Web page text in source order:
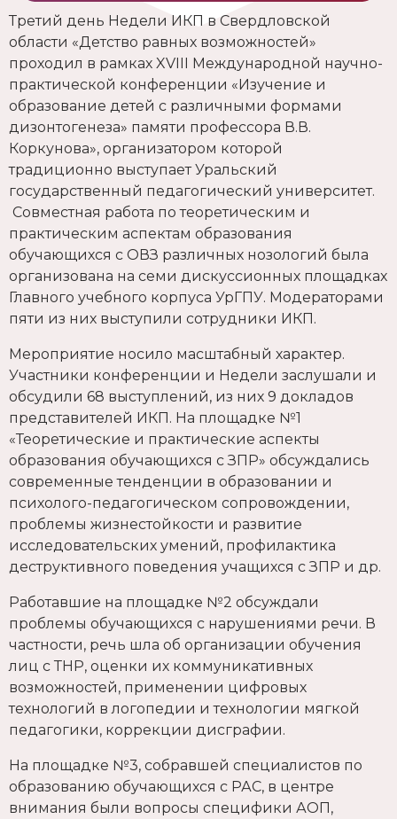
Третий день Недели ИКП в Свердловской
области «Детство равных возможностей»
проходил в рамках XVIII Международной научно-
практической конференции «Изучение и
образование детей с различными формами
дизонтогенеза» памяти профессора В.В.
Коркунова», организатором которой
традиционно выступает Уральский
государственный педагогический университет.
Совместная работа по теоретическим и
практическим аспектам образования
обучающихся с ОВЗ различных нозологий была
организована на семи дискуссионных площадках
Главного учебного корпуса УрГПУ. Модераторами
пяти из них выступили сотрудники ИКП.
Мероприятие носило масштабный характер.
Участники конференции и Недели заслушали и
обсудили 68 выступлений, из них 9 докладов
представителей ИКП. На площадке №1
«Теоретические и практические аспекты
образования обучающихся с ЗПР» обсуждались
современные тенденции в образовании и
психолого-педагогическом сопровождении,
проблемы жизнестойкости и развитие
исследовательских умений, профилактика
деструктивного поведения учащихся с ЗПР и др.
Работавшие на площадке №2 обсуждали
проблемы обучающихся с нарушениями речи. В
частности, речь шла об организации обучения
лиц с ТНР, оценки их коммуникативных
возможностей, применении цифровых
технологий в логопедии и технологии мягкой
педагогики, коррекции дисграфии.
На площадке №3, собравшей специалистов по
образованию обучающихся с РАС, в центре
внимания были вопросы специфики АОП,